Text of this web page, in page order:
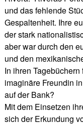
und das fehlende
Gespaltenheit. Ihre
der stark
aber war durch den
und den
In ihren
imaginäre Freundin
auf der Bank?
Mit dem Einsetzen
sich der Erkundung